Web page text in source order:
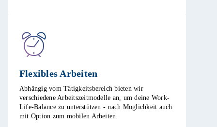
Flexibles Arbeiten ​
Abhängig vom Tätigkeitsbereich bieten wir
verschiedene Arbeitszeitmodelle an, um deine Work-
Life-Balance zu unterstützen - nach Möglichkeit auch
mit Option zum mobilen Arbeiten. ​